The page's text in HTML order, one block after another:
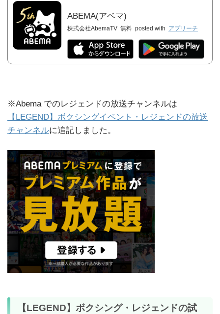
ABEMA(アベマ)
株式会社AbemaTV 無料 posted with アプリーチ
※Abema でのレジェンドの放送チャンネルは
【LEGEND】ボクシングイベント・レジェンドの放送
チャンネルに追記しました。
【LEGEND】ボクシング・レジェンドの試